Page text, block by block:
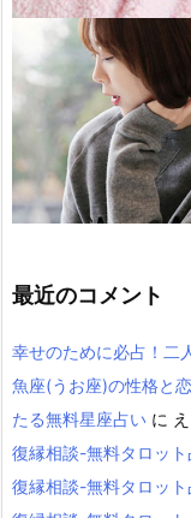
最近のコメント
幸せのために必占！二
魚座(うお座)の性格と
たる無料星座占い に
復縁相談-無料タロッ
復縁相談-無料タロッ